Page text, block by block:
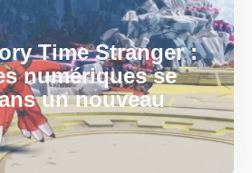
Time Stranger :
numériques se
un nouveau